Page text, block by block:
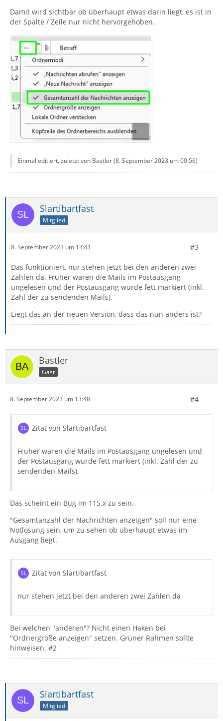
Damit wird sichtbar ob überhaupt etwas darin liegt, es ist in
der Spalte / Zeile nur nicht hervorgehoben.
Einmal editiert, zuletzt von Bastler (8. September 2023 um 00:56)
Slartibartfast
Mitglied
8. September 2023 um 13:41 #3
Das funktioniert, nur stehen jetzt bei den anderen zwei
Zahlen da. Früher waren die Mails im Postausgang
ungelesen und der Postausgang wurde fett markiert (inkl.
Zahl der zu sendenden Mails).
Liegt das an der neuen Version, dass das nun anders ist?
Bastler
Gast
8. September 2023 um 13:48 #4
Zitat von Slartibartfast
Früher waren die Mails im Postausgang ungelesen und
der Postausgang wurde fett markiert (inkl. Zahl der zu
sendenden Mails).
Das scheint ein Bug im 115.x zu sein.
"Gesamtanzahl der Nachrichten anzeigen" soll nur eine
Notlösung sein, um zu sehen ob überhaupt etwas im
Ausgang liegt.
Zitat von Slartibartfast
nur stehen jetzt bei den anderen zwei Zahlen da
Bei welchen "anderen"? Nicht einen Haken bei
"Ordnergröße anzeigen" setzen. Grüner Rahmen sollte
hinweisen. #2
Slartibartfast
Mitglied